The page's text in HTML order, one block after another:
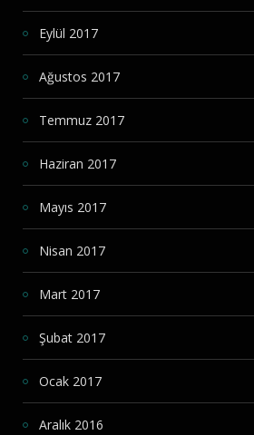
Eylül 2017
Ağustos 2017
Temmuz 2017
Haziran 2017
Mayıs 2017
Nisan 2017
Mart 2017
Şubat 2017
Ocak 2017
Aralık 2016